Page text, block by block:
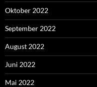
Oktober 2022
September 2022
August 2022
Juni 2022
Mai 2022